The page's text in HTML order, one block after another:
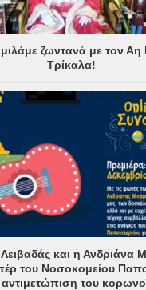
ζωντανά με τον
Τρίκαλα!
και η Ανδριάνα
του Νοσοκομείου
αντιμετώπιση του